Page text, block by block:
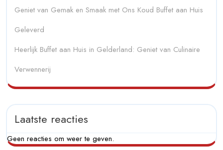
Geniet van Gemak en Smaak met Ons Koud Buffet aan Huis
Geleverd
Heerlijk Buffet aan Huis in Gelderland: Geniet van Culinaire
Verwennerij
Laatste reacties
Geen reacties om weer te geven.